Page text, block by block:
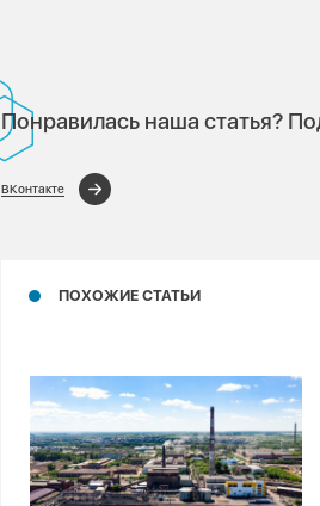
Понравилась наша статья?
ВКонтакте
ПОХОЖИЕ СТАТЬИ